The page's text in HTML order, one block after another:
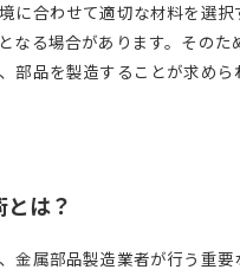
に合わせて適切な材料を選
なる場合があります。その
部品を製造することが求め
は？
金属部品製造業者が行う重